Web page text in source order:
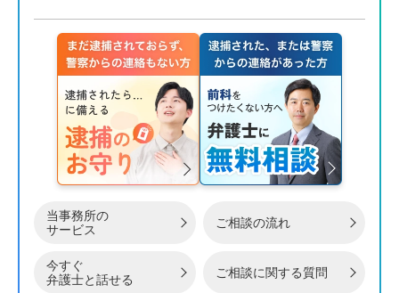
当事務所の
サービス
ご相談の流れ
今すぐ
弁護士と話せる
ご相談に関する質問